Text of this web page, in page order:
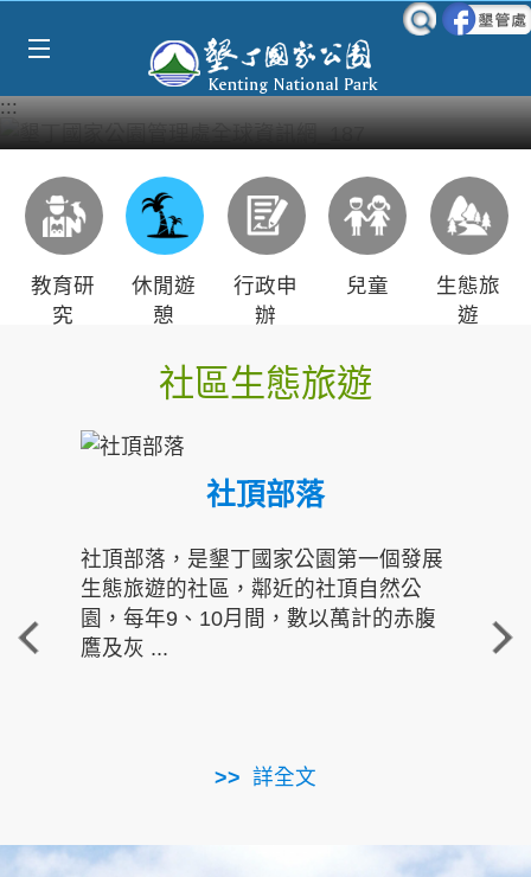
:::
教育研
究
休閒遊
憩
行政申
辦
兒童
生態旅
遊
社區生態旅遊
社頂部落
社頂部落，是墾丁國家公園第一個發展
生態旅遊的社區，鄰近的社頂自然公
園，每年9、10月間，數以萬計的赤腹
鷹及灰 ...
詳全文
重
走進